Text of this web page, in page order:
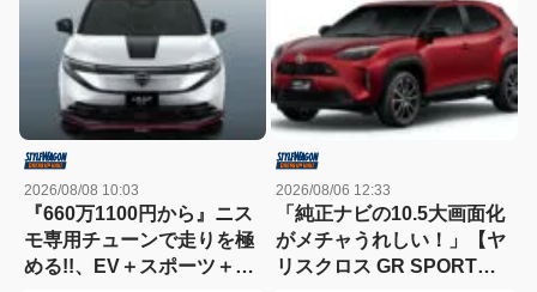
2026/08/08 10:03
『660万1100円から』ニス
モ専用チューンで走りを極
める!!、EV＋スポーツ＋ク
2026/08/06 12:33
「純正ナビの10.5大画面化
がメチャうれしい！」【ヤ
リスクロス GR SPORT一